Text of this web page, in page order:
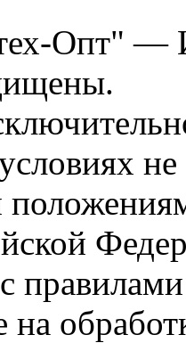
Опт" —
на